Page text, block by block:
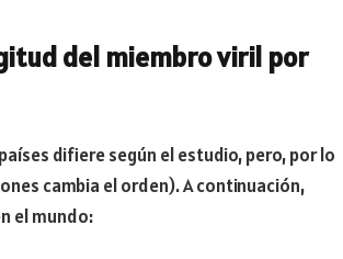
del miembro viril por
difiere según el estudio, pero, por lo
cambia el orden). A continuación,
el mundo: